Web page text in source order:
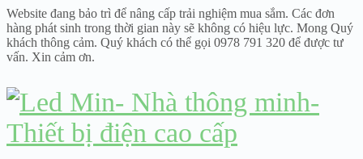
Website đang bảo trì để nâng cấp trải nghiệm mua sắm. Các đơn
hàng phát sinh trong thời gian này sẽ không có hiệu lực. Mong Quý
khách thông cảm. Quý khách có thể gọi 0978 791 320 để được tư
vấn. Xin cảm ơn.